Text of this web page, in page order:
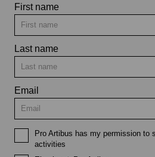
First name
Last name
Email
Pro Artibus has my permission to
activities